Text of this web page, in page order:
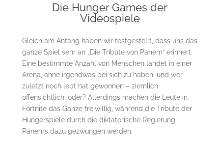
Die Hunger Games der
Videospiele
Gleich am Anfang haben wir festgestellt, dass uns das
ganze Spiel sehr an „Die Tribute von Panem“ erinnert.
Eine bestimmte Anzahl von Menschen landet in einer
Arena, ohne irgendwas bei sich zu haben, und wer
zuletzt noch lebt hat gewonnen – ziemlich
offensichtlich, oder? Allerdings machen die Leute in
Fortnite das Ganze freiwillig, während die Tribute der
Hungerspiele durch die diktatorische Regierung
Panems dazu gezwungen werden.